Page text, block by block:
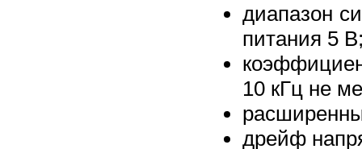
диапазон
питания 5
10 кГц не
дрейф